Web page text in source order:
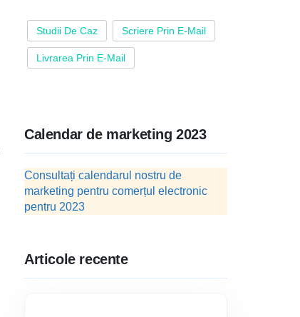
Studii De Caz Scriere Prin E-Mail
Livrarea Prin E-Mail
Calendar de marketing 2023
Consultați calendarul nostru de
marketing pentru comerțul electronic
pentru 2023
Articole recente